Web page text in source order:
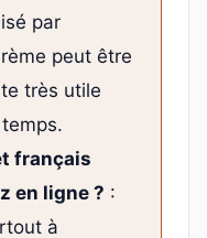
par
peut être
très utile
français
en ligne ? :
à